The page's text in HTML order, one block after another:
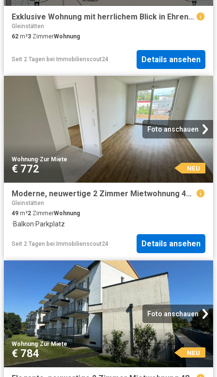
Exklusive Wohnung mit herrlichem Blick in Ehrenhausen
Gleinstätten
62 m²3 ZimmerWohnung
Seit 2 Tagen bei Immobilienscout24 Details ansehen
Foto anschauen
Wohnung·Zur Miete
€ 772 NEU
Moderne, neuwertige 2 Zimmer Mietwohnung 48,59 m² mit Balkon und Tiefgarage in Lieboch bei Graz
Gleinstätten
49 m²2 ZimmerWohnung
·Balkon·Parkplatz
Seit 2 Tagen bei Immobilienscout24 Details ansehen
Foto anschauen
Wohnung·Zur Miete
€ 784 NEU